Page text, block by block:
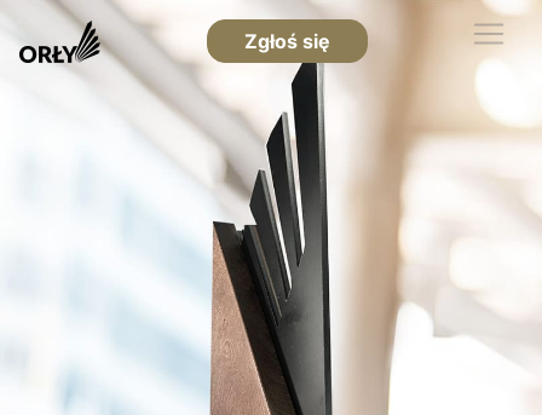
Zgłoś się